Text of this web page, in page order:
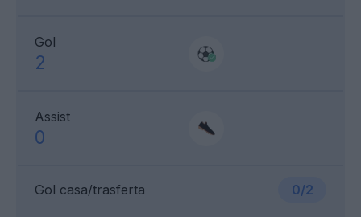
Gol
2
Assist
0
Gol casa/trasferta 0/2